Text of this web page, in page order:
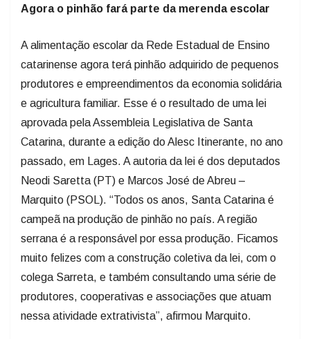
Agora o pinhão fará parte da merenda escolar
A alimentação escolar da Rede Estadual de Ensino
catarinense agora terá pinhão adquirido de pequenos
produtores e empreendimentos da economia solidária
e agricultura familiar. Esse é o resultado de uma lei
aprovada pela Assembleia Legislativa de Santa
Catarina, durante a edição do Alesc Itinerante, no ano
passado, em Lages. A autoria da lei é dos deputados
Neodi Saretta (PT) e Marcos José de Abreu –
Marquito (PSOL). “Todos os anos, Santa Catarina é
campeã na produção de pinhão no país. A região
serrana é a responsável por essa produção. Ficamos
muito felizes com a construção coletiva da lei, com o
colega Sarreta, e também consultando uma série de
produtores, cooperativas e associações que atuam
nessa atividade extrativista”, afirmou Marquito.